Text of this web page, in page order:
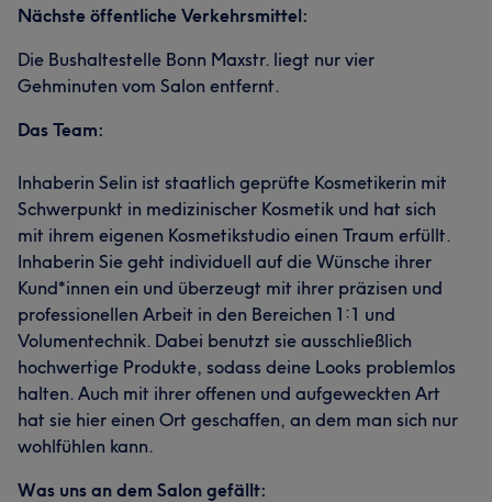
Nächste öffentliche Verkehrsmittel:
Die Bushaltestelle Bonn Maxstr. liegt nur vier
Gehminuten vom Salon entfernt.
Das Team:
Inhaberin Selin ist staatlich geprüfte Kosmetikerin mit
Schwerpunkt in medizinischer Kosmetik und hat sich
mit ihrem eigenen Kosmetikstudio einen Traum erfüllt.
Inhaberin Sie geht individuell auf die Wünsche ihrer
Kund*innen ein und überzeugt mit ihrer präzisen und
professionellen Arbeit in den Bereichen 1:1 und
Volumentechnik. Dabei benutzt sie ausschließlich
hochwertige Produkte, sodass deine Looks problemlos
halten. Auch mit ihrer offenen und aufgeweckten Art
hat sie hier einen Ort geschaffen, an dem man sich nur
wohlfühlen kann.
Was uns an dem Salon gefällt: